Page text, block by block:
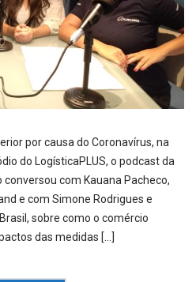
por causa do Coronavírus, na
do LogísticaPLUS, o podcast da
com Kauana Pacheco,
e com Simone Rodrigues e
sobre como o comércio
das medidas […]